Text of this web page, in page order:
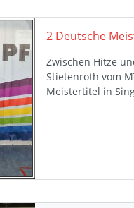
Zwischen Hitze
Stietenroth vom
Meistertitel in